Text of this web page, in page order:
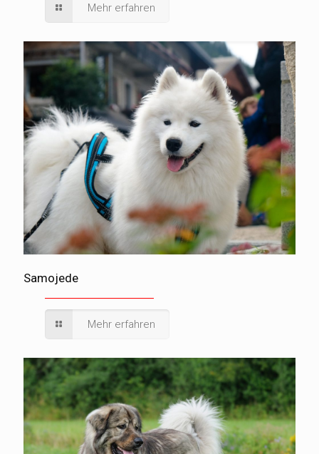
Mehr erfahren
Samojede
Mehr erfahren